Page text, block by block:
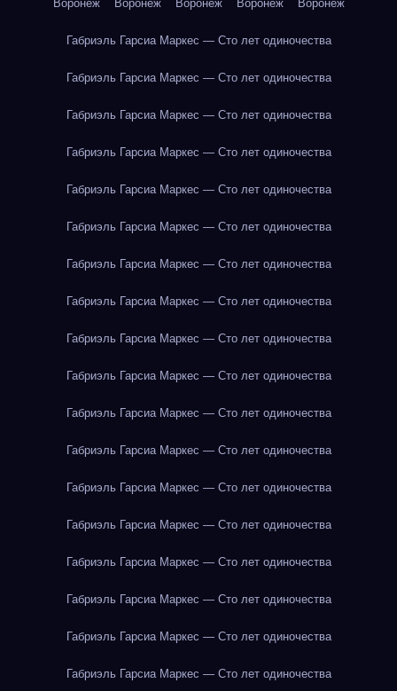
Воронеж Воронеж Воронеж Воронеж Воронеж
Габриэль Гарсиа Маркес — Сто лет одиночества
Габриэль Гарсиа Маркес — Сто лет одиночества
Габриэль Гарсиа Маркес — Сто лет одиночества
Габриэль Гарсиа Маркес — Сто лет одиночества
Габриэль Гарсиа Маркес — Сто лет одиночества
Габриэль Гарсиа Маркес — Сто лет одиночества
Габриэль Гарсиа Маркес — Сто лет одиночества
Габриэль Гарсиа Маркес — Сто лет одиночества
Габриэль Гарсиа Маркес — Сто лет одиночества
Габриэль Гарсиа Маркес — Сто лет одиночества
Габриэль Гарсиа Маркес — Сто лет одиночества
Габриэль Гарсиа Маркес — Сто лет одиночества
Габриэль Гарсиа Маркес — Сто лет одиночества
Габриэль Гарсиа Маркес — Сто лет одиночества
Габриэль Гарсиа Маркес — Сто лет одиночества
Габриэль Гарсиа Маркес — Сто лет одиночества
Габриэль Гарсиа Маркес — Сто лет одиночества
Габриэль Гарсиа Маркес — Сто лет одиночества